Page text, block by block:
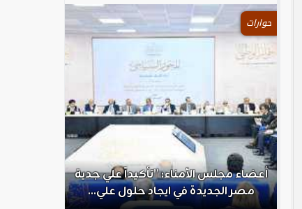
حوارات
أعضاء مجلس الأمناء: ”تأكيداً علي جدية
مصر الجديدة في ايجاد حلول علي...